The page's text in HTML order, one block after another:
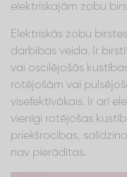
elektriskajām zobu
Elektriskās zobu
darbības veida. Ir
vai oscilējošās
rotējošām vai
visefektīvākais. Ir arī
vienīgi rotējošas
priekšrocības,
nav pierādītas.